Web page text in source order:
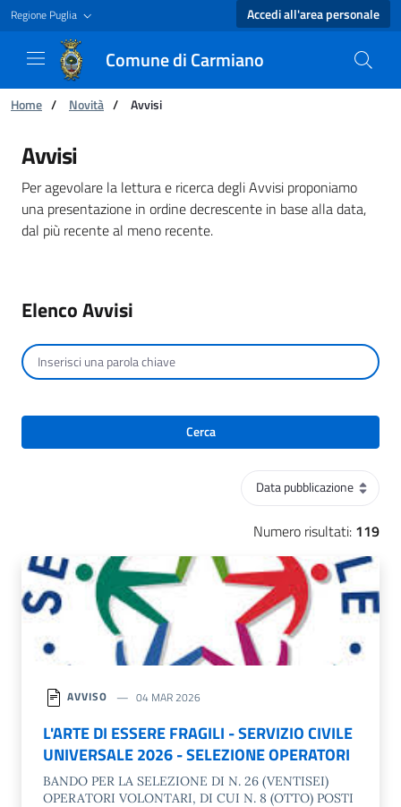
Regione Puglia Accedi all'area personale
Comune di Carmiano
Ti trovi in:
Home / Novità / Avvisi
Avvisi - Comune di Carmiano
Avvisi
Per agevolare la lettura e ricerca degli Avvisi proponiamo
una presentazione in ordine decrescente in base alla data,
dal più recente al meno recente.
Elenco Avvisi
Ordinamento
Numero risultati: 119
AVVISO 04 MAR 2026
L'ARTE DI ESSERE FRAGILI - SERVIZIO CIVILE
UNIVERSALE 2026 - SELEZIONE OPERATORI
BANDO PER LA SELEZIONE DI N. 26 (VENTISEI)
OPERATORI VOLONTARI, DI CUI N. 8 (OTTO) POSTI
Cerca per testo
Cerca